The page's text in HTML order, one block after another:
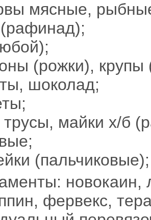
мясные,
(рожки), крупы
шоколад;
трусы, майки х/б
(пальчиковые);
новокаин,
фервекс,